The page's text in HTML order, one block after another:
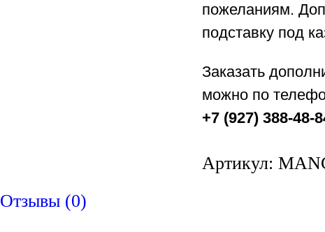
пожеланиям.
подставку под
Заказать
можно по
+7 (927) 388-48-
Артикул:
Отзывы (0)